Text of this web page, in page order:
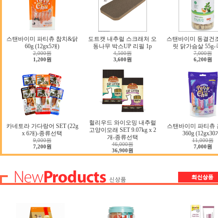
스탠바이미 파티츄 참치&닭
60g (12gx5개)
2,000원
1,200원
도트캣 내추럴 스크래처 오
동나무 박스UP 리필 1p
4,500원
3,600원
스탠바이미 동결건
릿 닭가슴살 55g-
7,000원
6,200원
카네토라 가다랑어 SET (22g
x 6개)-종류선택
9,000원
7,200원
헐리우드 와이오밍 내추럴
고양이모래 SET 9.07kg x 2
개-종류선택
46,000원
36,900원
스탠바이미 파티츄
360g (12gx30
11,000원
7,000원